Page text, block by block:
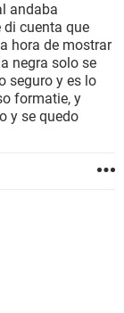
andaba
cuenta que
hora de mostrar
negra solo se
seguro y es lo
formatie, y
y se quedo